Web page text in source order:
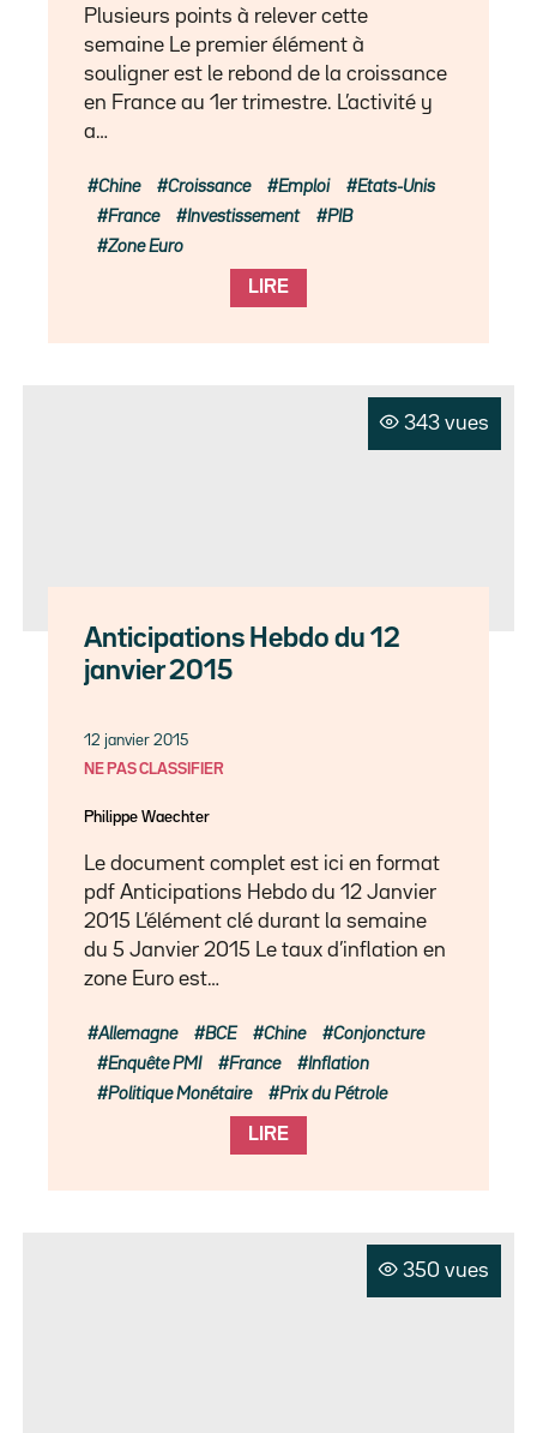
Plusieurs points à relever cette
semaine Le premier élément à
souligner est le rebond de la croissance
en France au 1er trimestre. L’activité y
a…
LIRE
Chine Croissance Emploi
Etats-Unis
France
Investissement
PIB
Zone Euro
343 vues
Anticipations Hebdo du 12
janvier 2015
12 janvier 2015
NE PAS CLASSIFIER
Philippe Waechter
Le document complet est ici en format
pdf Anticipations Hebdo du 12 Janvier
2015 L’élément clé durant la semaine
du 5 Janvier 2015 Le taux d’inflation en
zone Euro est…
LIRE
Allemagne BCE Chine
Conjoncture
Enquête PMI
France
Inflation
Politique Monétaire
Prix du Pétrole
350 vues